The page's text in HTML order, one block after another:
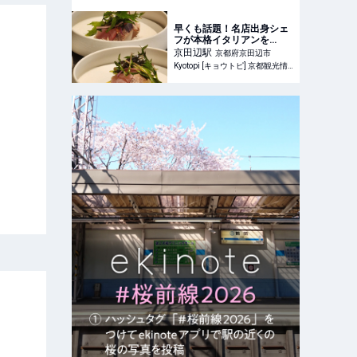
早くも話題！名店出身シェ
フが本格イタリアンを
OPEN「DEMETER's
Table」【京田辺】
京田辺駅 京都府京田辺市
Kyotopi [キョウトピ] 京都観光情報・旅行・グルメ